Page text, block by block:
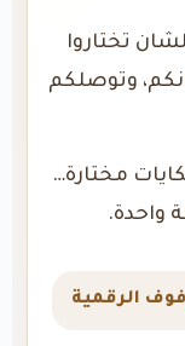
تختاروا
وتوصلكم
مختارة…
واحدة.
الرقمية